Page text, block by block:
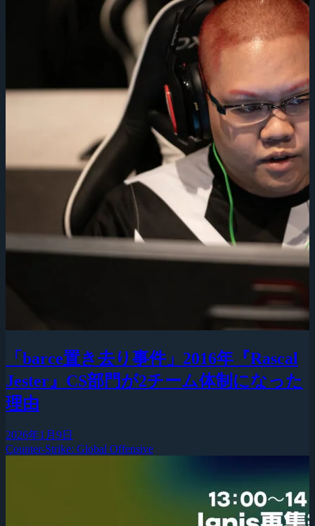
「barce置き去り事件」2016年『Rascal
Jester』CS部門が2チーム体制になった
理由
2026年1月9日
Counter-Strike: Global Offensive